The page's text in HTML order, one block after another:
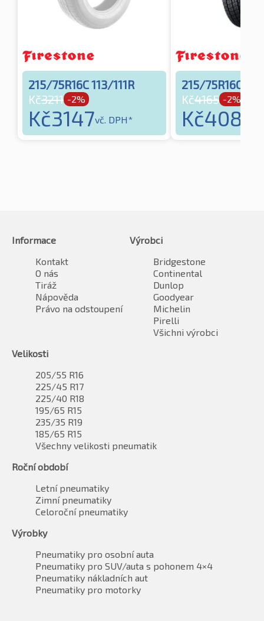
215/75R16C 113/111R
Kč3211 -2%
Kč3147vč. DPH*
215/75R16C
Kč4165 -2%
Kč4081
Informace
Kontakt
O nás
Tiráž
Nápověda
Právo na odstoupení
Výrobci
Bridgestone
Continental
Dunlop
Goodyear
Michelin
Pirelli
Všichni výrobci
Velikosti
205/55 R16
225/45 R17
225/40 R18
195/65 R15
235/35 R19
185/65 R15
Všechny velikosti pneumatik
Roční období
Letní pneumatiky
Zimní pneumatiky
Celoroční pneumatiky
Výrobky
Pneumatiky pro osobní auta
Pneumatiky pro SUV/auta s pohonem 4×4
Pneumatiky nákladních aut
Pneumatiky pro motorky